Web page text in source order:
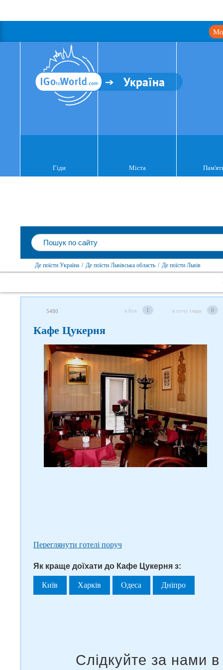
Україна
Гіди Міста
Де поїсти Україна / Де поїсти Львівська область / Де поїсти Львів
5480 я був 1 я хочу сюди 0
Кафе Цукерня
Переглянути готелі поруч
Як краще доїхати до Кафе Цукерня з:
Київ Харків Одеса Дніпро
Слідкуйте за нами в соцмережах